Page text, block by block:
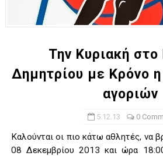
Την Κυριακή
Δημητρίου με Κρόνο
αγοριών
5.12.13 0
Καλούνται οι πιο κάτω αθλητές, να
08 Δεκεμβρίου 2013 και ώρα